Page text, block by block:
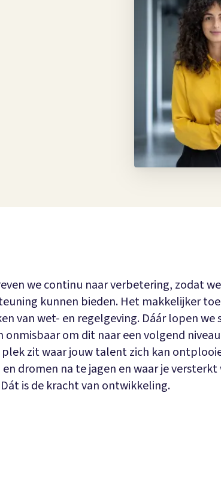
we continu naar verbetering, zodat
kunnen bieden. Het makkelijker
van wet- en regelgeving. Dáár lopen we
onmisbaar om dit naar een volgend
zit waar jouw talent zich kan
dromen na te jagen en waar je
is de kracht van ontwikkeling.